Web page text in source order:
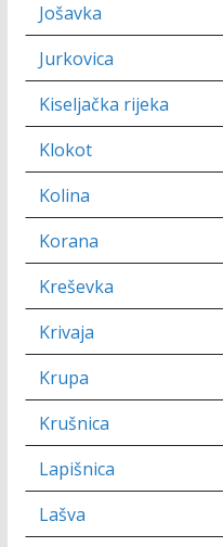
Jošavka
Jurkovica
Kiseljačka rijeka
Klokot
Kolina
Korana
Kreševka
Krivaja
Krupa
Krušnica
Lapišnica
Lašva